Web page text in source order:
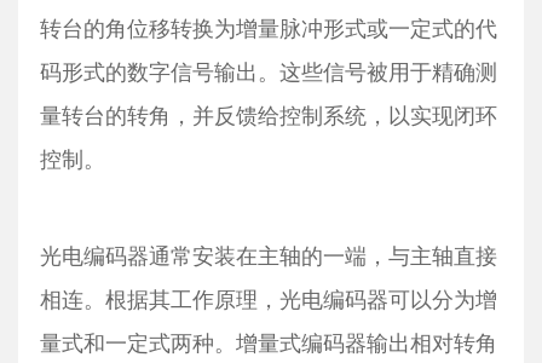
转台的角位移转换为增量脉冲形式或一定式的代
码形式的数字信号输出。这些信号被用于精确测
量转台的转角，并反馈给控制系统，以实现闭环
控制。
光电编码器通常安装在主轴的一端，与主轴直接
相连。根据其工作原理，光电编码器可以分为增
量式和一定式两种。增量式编码器输出相对转角